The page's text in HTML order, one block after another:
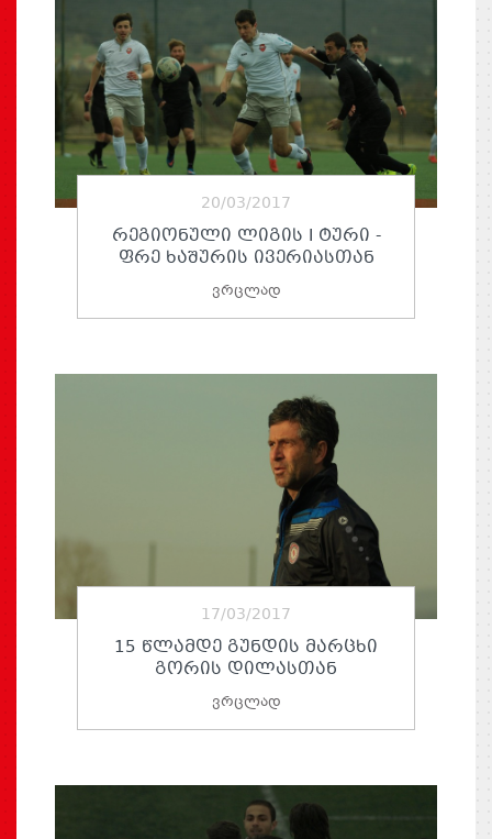
20/03/2017
ᲠᲔᲒᲘᲝᲜᲣᲚᲘ ᲚᲘᲒᲘᲡ I ᲢᲣᲠᲘ -
ᲤᲠᲔ ᲮᲐᲨᲣᲠᲘᲡ ᲘᲕᲔᲠᲘᲐᲡᲗᲐᲜ
ვრცლად
17/03/2017
15 ᲬᲚᲐᲛᲓᲔ ᲒᲣᲜᲓᲘᲡ ᲛᲐᲠᲪᲮᲘ
ᲒᲝᲠᲘᲡ ᲓᲘᲚᲐᲡᲗᲐᲜ
ვრცლად